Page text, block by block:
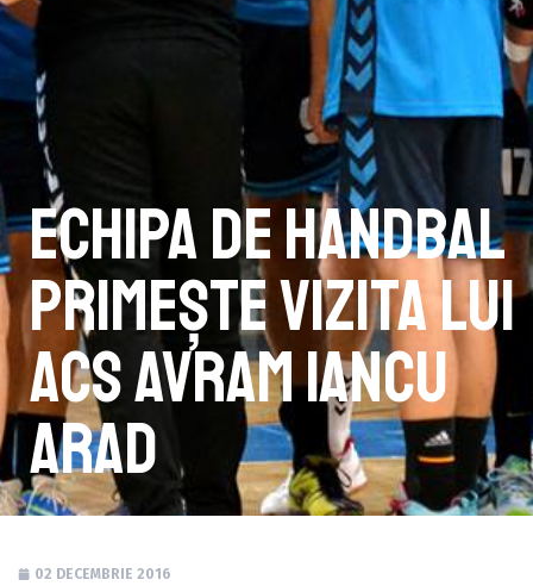
Echipa de handbal
primește vizita lui
ACS Avram Iancu
Arad
02 DECEMBRIE 2016